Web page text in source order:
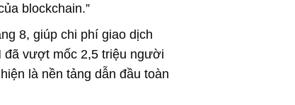
blockchain.”
8, giúp chi phí giao dịch
đã vượt mốc 2,5 triệu người
là nền tảng dẫn đầu toàn